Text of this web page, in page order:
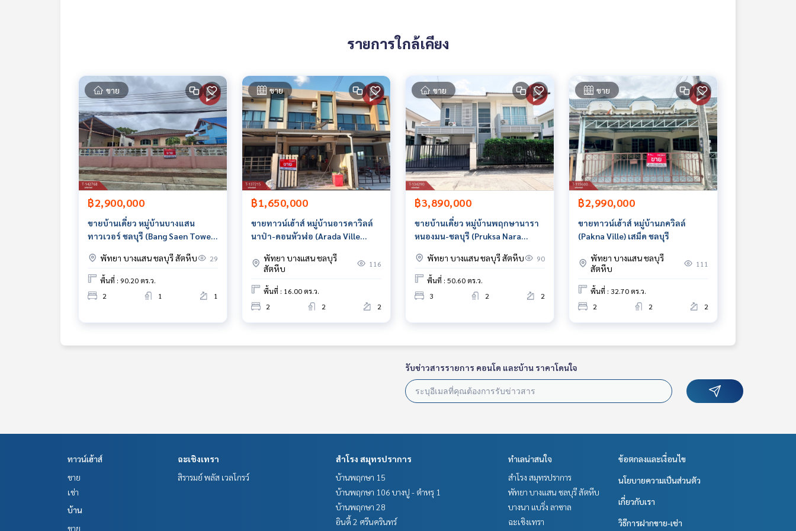
สิ่งอำนวยความสะดวก : รักษาความปลอดภัย 24 ชม., กล้องวงจรปิด CCTV, สวนหย่อม
ราคา : 2,800,000 บาท
ลิงค์แผนที่ :https://maps.google.com/?q=13.12796817,100.93621433
**เรามีบริการจัดสินเชื่อให้ฟรี พร้อมยินดีให้คำปรึกษา มีให้เลือกทุกธนาคาร**
**พร้อมอัตราดอกเบี้ยพิเศษ และ วงเงินสูงสุด 90-100% ของราคาประเมิน**
สนใจสอบถามข้อมูลเพิ่มเติม หรือ นัดชมบ้านได้ที่
Tel :0644298959
Line ID : Supissara2519
www.tb.co.th
The Best Property Agent CO,.LTD. ผู้นำด้านธุรกิจนายหน้า ตัวแทนอสังหาริมทรัพย์ครบวงจร ด้วยความเป็นมืออาชีพ ใช้เ
ทคโนโลยี และ นวัตกรรมที่สร้างสรรค์ เพื่อส่งมอบบริการที่ดีที่สุดเพื่อคุณ ให้บริการด้าน ซื้อ ขาย เช่า อสังหาริมทรัพย์
รายการใกล้เคียง
ขาย
฿2,900,000
ขายบ้านเดี่ยว หมู่บ้านบางแสน
ทาวเวอร์ ชลบุรี (Bang Saen Tower)
พัทยา บางแสน ชลบุรี สัตหีบ
29
พื้นที่ : 90.20 ตร.ว.
2
1 1
ขาย
฿1,650,000
ขายทาวน์เฮ้าส์ หมู่บ้านอารดาวิลล์
นาป่า-ดอนหัวฬ่อ (Arada Ville
พัทยา บางแสน ชลบุรี
สัตหีบ
116
พื้นที่ : 16.00 ตร.ว.
2
2 2
ขาย
฿3,890,000
ขายบ้านเดี่ยว หมู่บ้านพฤกษานารา
หนองมน-ชลบุรี (Pruksa Nara
อยู่ พัทยา บางแสน ชลบุรี สัตหีบ 90
พื้นที่ : 50.60 ตร.ว.
3
2 2
ขาย
฿2,990,000
ขายทาวน์เฮ้าส์ หมู่บ้านภควิลล์
(Pakna Ville) เสม็ด ชลบุรี
พัทยา บางแสน ชลบุรี
สัตหีบ
111
พื้นที่ : 32.70 ตร.ว.
2
2 2
รับข่าวสารรายการ คอนโด และบ้าน ราคาโดนใจ
ทาวน์เฮ้าส์
ขาย
เช่า
บ้าน
ขาย
ฉะเชิงเทรา
สิรารมย์ พลัส เวลโกรว์
สำโรง สมุทรปราการ
บ้านพฤกษา 15
บ้านพฤกษา 106 บางปู - ตำหรุ 1
บ้านพฤกษา 28
อินดี้ 2 ศรีนครินทร์
ทำเลน่าสนใจ
สำโรง สมุทรปราการ
พัทยา บางแสน ชลบุรี สัตหีบ
บางนา แบริ่ง ลาซาล
ฉะเชิงเทรา
ข้อตกลงและเงื่อนไข
นโยบายความเป็นส่วนตัว
เกี่ยวกับเรา
วิธีการฝากขาย-เช่า